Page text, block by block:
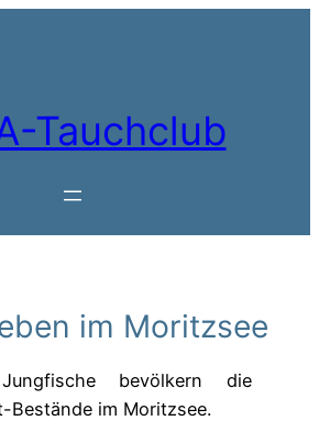
Tauchclub
im Moritzsee
bevölkern die
Bestände im Moritzsee.